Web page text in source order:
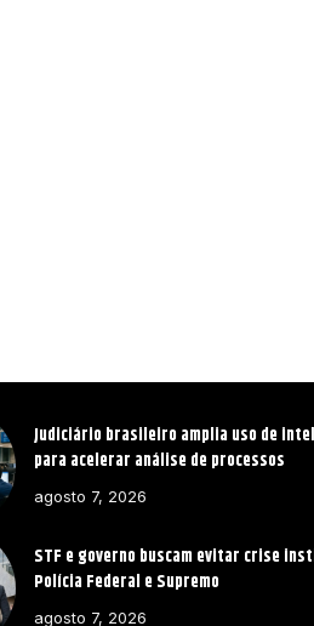
Judiciário brasileiro amplia uso de
para acelerar análise de processos
agosto 7, 2026
STF e governo buscam evitar crise
Polícia Federal e Supremo
agosto 7, 2026